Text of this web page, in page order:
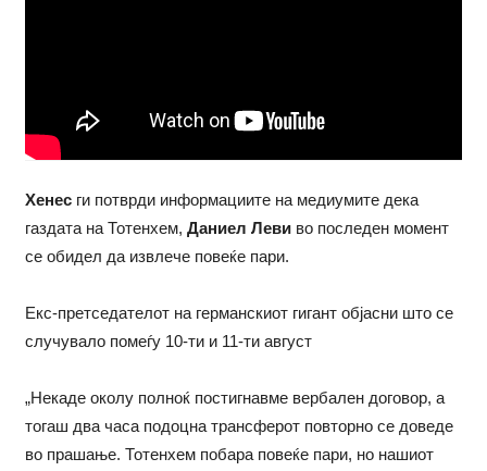
Хенесги потврди информациите на медиумите дека
газдата на Тотенхем, Даниел Леви во последен момент
се обидел да извлече повеќе пари.
Екс-претседателот на германскиот гигант објасни што се
случувало помеѓу 10-ти и 11-ти август
„Некаде околу полноќ постигнавме вербален договор, а
тогаш два часа подоцна трансферот повторно се доведе
во прашање. Тотенхем побара повеќе пари, но нашиот